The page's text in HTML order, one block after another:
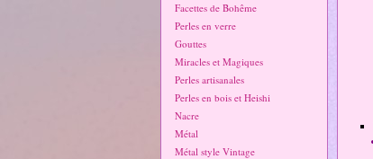
Facettes de Bohême
Perles en verre
Gouttes
Miracles et Magiques
Perles artisanales
Perles en bois et Heishi
Nacre
Métal
Métal style Vintage